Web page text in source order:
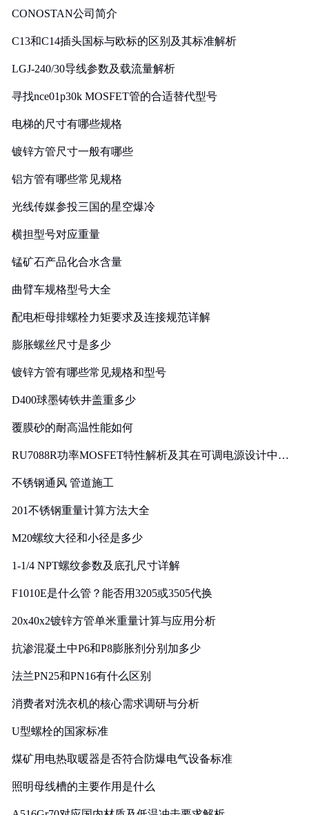
CONOSTAN公司简介
C13和C14插头国标与欧标的区别及其标准解析
LGJ-240/30导线参数及载流量解析
寻找nce01p30k MOSFET管的合适替代型号
电梯的尺寸有哪些规格
镀锌方管尺寸一般有哪些
铝方管有哪些常见规格
光线传媒参投三国的星空爆冷
横担型号对应重量
锰矿石产品化合水含量
曲臂车规格型号大全
配电柜母排螺栓力矩要求及连接规范详解
膨胀螺丝尺寸是多少
镀锌方管有哪些常见规格和型号
D400球墨铸铁井盖重多少
覆膜砂的耐高温性能如何
RU7088R功率MOSFET特性解析及其在可调电源设计中的
不锈钢通风 管道施工
201不锈钢重量计算方法大全
M20螺纹大径和小径是多少
1-1/4 NPT螺纹参数及底孔尺寸详解
F1010E是什么管？能否用3205或3505代换
20x40x2镀锌方管单米重量计算与应用分析
抗渗混凝土中P6和P8膨胀剂分别加多少
法兰PN25和PN16有什么区别
消费者对洗衣机的核心需求调研与分析
U型螺栓的国家标准
煤矿用电热取暖器是否符合防爆电气设备标准
照明母线槽的主要作用是什么